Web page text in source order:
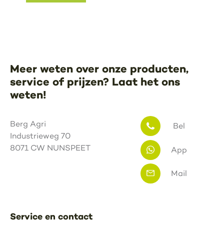
Service en contact
Meer weten over onze producten,
service of prijzen? Laat het ons
weten!
Berg Agri
Industrieweg 70
8071 CW NUNSPEET
Bel
App
Mail